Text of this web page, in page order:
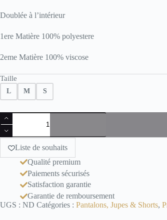
23.00€.
10.00€.
Doublée à l’intérieur
1ere Matière 100% polyestere
2eme Matière 100% viscose
Taille
L M S
quantité
de
Jupe
bleu/vertListe de souhaits
Qualité premium
Paiements sécurisés
Satisfaction garantie
Garantie de remboursement
UGS : ND Catégories : Pantalons, Jupes & Shorts,